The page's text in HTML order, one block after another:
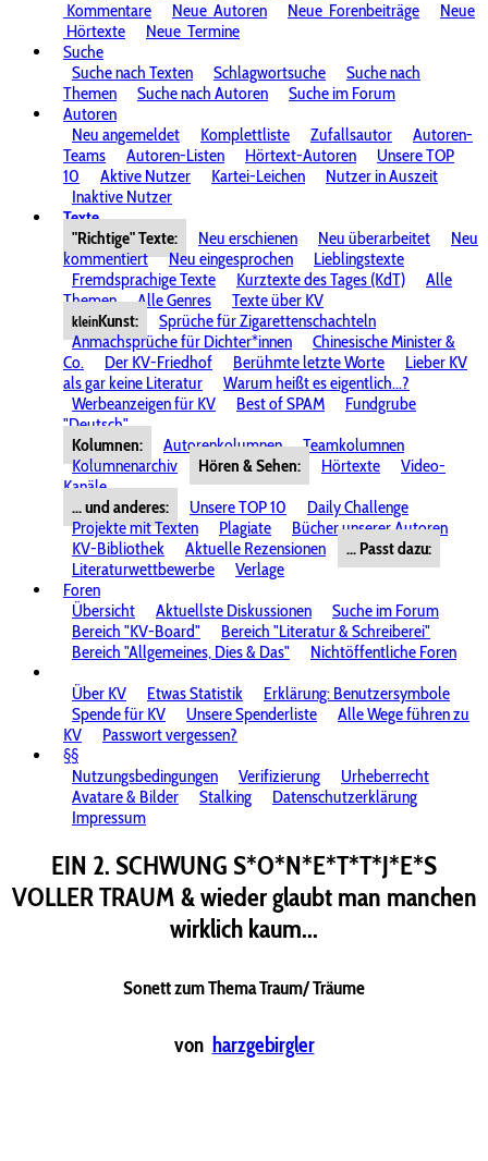
Kommentare
Neue Autoren Neue Forenbeiträge
Neue
Hörtexte
Neue Termine
Suche
Suche nach Texten
Schlagwortsuche
Suche nach
Themen
Suche nach Autoren
Suche im Forum
Autoren
Neu angemeldet
Komplettliste Zufallsautor
Autoren-
Teams
Autoren-Listen Hörtext-Autoren
Unsere TOP
10
Aktive Nutzer Kartei-Leichen
Nutzer in Auszeit
Inaktive Nutzer
Texte
"Richtige" Texte:
Neu erschienen Neu überarbeitet
Neu
kommentiert
Neu eingesprochen
Lieblingstexte
Fremdsprachige Texte
Kurztexte des Tages (KdT)
Alle
Themen
Alle Genres Texte über KV
kleinKunst:
Sprüche für Zigarettenschachteln
Anmachsprüche für Dichter*innen
Chinesische Minister &
Co.
Der KV-Friedhof Berühmte letzte Worte
Lieber KV
als gar keine Literatur
Warum heißt es eigentlich...?
Werbeanzeigen für KV
Best of SPAM
Fundgrube
"Deutsch"
Kolumnen:
Autorenkolumnen
Teamkolumnen
Kolumnenarchiv
Hören & Sehen: Hörtexte
Video-
Kanäle
... und anderes:
Unsere TOP 10
Daily Challenge
Projekte mit Texten
Plagiate
Bücher unserer Autoren
KV-Bibliothek
Aktuelle Rezensionen
... Passt dazu:
Literaturwettbewerbe
Verlage
Foren
Übersicht
Aktuellste Diskussionen
Suche im Forum
Bereich "KV-Board"
Bereich "Literatur & Schreiberei"
Bereich "Allgemeines, Dies & Das"
Nichtöffentliche Foren
Über KV
Etwas Statistik
Erklärung: Benutzersymbole
Spende für KV
Unsere Spenderliste
Alle Wege führen zu
KV
Passwort vergessen?
§§
Nutzungsbedingungen
Verifizierung
Urheberrecht
Avatare & Bilder
Stalking
Datenschutzerklärung
Impressum
EIN 2. SCHWUNG S*O*N*E*T*T*J*E*S
VOLLER TRAUM & wieder glaubt man manchen
wirklich kaum...
Sonett zum Thema Traum/ Träume
von harzgebirgler